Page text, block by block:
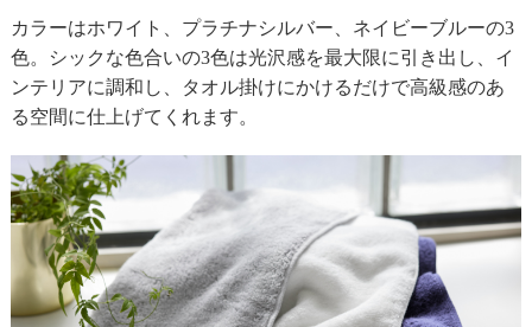
カラーはホワイト、プラチナシルバー、ネイビーブルーの3
色。シックな色合いの3色は光沢感を最大限に引き出し、イ
ンテリアに調和し、タオル掛けにかけるだけで高級感のあ
る空間に仕上げてくれます。